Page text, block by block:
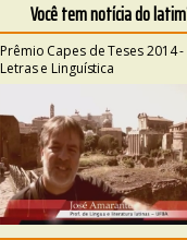
Você tem notícia do
Prêmio Capes de Teses 2014 -
Letras e Linguística